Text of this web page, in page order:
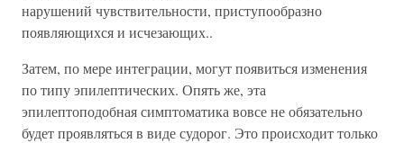
нарушений чувствительности, приступообразно
появляющихся и исчезающих..
Затем, по мере интеграции, могут появиться изменения
по типу эпилептических. Опять же, эта
эпилептоподобная симптоматика вовсе не обязательно
будет проявляться в виде судорог. Это происходит только